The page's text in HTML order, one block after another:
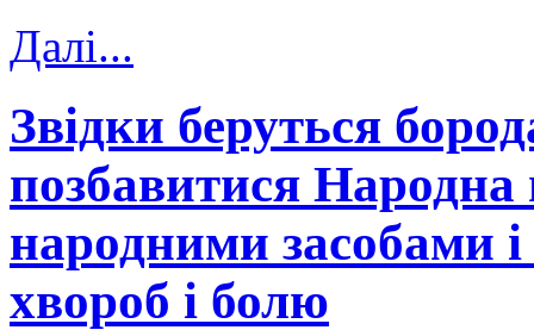
Далi...
Звідки беруться
позбавитися
народними засобами
хвороб і болю